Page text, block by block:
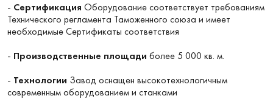
- Сертификация Оборудование соответствует требованиям
Технического регламента Таможенного союза и имеет
необходимые Сертификаты соответствия
- Производственные площади более 5 000 кв. м.
- Технологии Завод оснащен высокотехнологичным
современным оборудованием и станками